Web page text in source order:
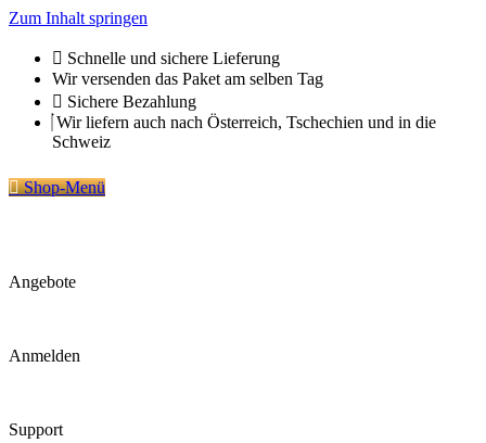
Zum Inhalt springen
Schnelle und sichere Lieferung
Wir versenden das Paket am selben Tag
Sichere Bezahlung
Wir liefern auch nach Österreich, Tschechien und in die
Schweiz
Shop-Menü
Angebote
Anmelden
Support